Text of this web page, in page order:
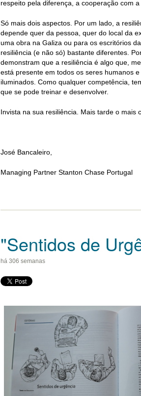
respeito pela diferença, a cooperação com
Só mais dois aspectos. Por um lado, a
depende quer da pessoa, quer do local da
uma obra na Galiza ou para os escritórios
resiliência (e não só) bastante diferentes.
demonstram que a resiliência é algo que,
está presente em todos os seres humanos
iluminados. Como qualquer competência,
que se pode treinar e desenvolver.
Invista na sua resiliência. Mais tarde o mais
José Bancaleiro,
Managing Partner Stanton Chase Portugal
"Sentidos de
há 306 semanas